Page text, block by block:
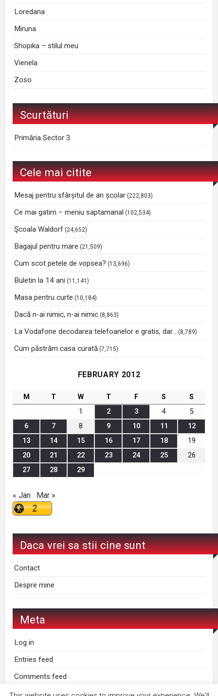
Loredana
Miruna
Shopika – stilul meu
Vienela
Zoso
Scurtături
Primăria Sector 3
Cele mai citite
Mesaj pentru sfârșitul de an școlar (222,803)
Ce mai gatim – meniu saptamanal (102,534)
Şcoala Waldorf (24,652)
Bagajul pentru mare (21,509)
Cum scot petele de vopsea? (13,696)
Buletin la 14 ani (11,141)
Masa pentru curte (10,184)
Dacă n-ai nimic, n-ai nimic (8,863)
La Vodafone decodarea telefoanelor e gratis, dar… (8,789)
Cum păstrăm casa curată (7,715)
FEBRUARY 2012
M T W T F S
S
1
2 3 4
5
6
7 8 9 10 11
12
13
14 15 16 17 18
19
20
21 22 23 24 25
26
27
28 29
« Jan Mar »
Daca vrei sa stii cine sunt
Contact
Despre mine
Meta
Log in
Entries feed
Comments feed
WordPress.org